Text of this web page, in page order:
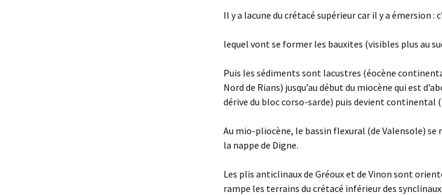
Il y a lacune du crétacé supérieur car il y a émersion
lequel vont se former les bauxites (visibles plus au
Puis les sédiments sont lacustres (éocène
Nord de Rians) jusqu’au début du miocène qui est
dérive du bloc corso-sarde) puis devient continental
Au mio-pliocène, le bassin flexural (de Valensole) se
la nappe de Digne.
Les plis anticlinaux de Gréoux et de Vinon sont
rampe les terrains du crétacé inférieur des synclinaux